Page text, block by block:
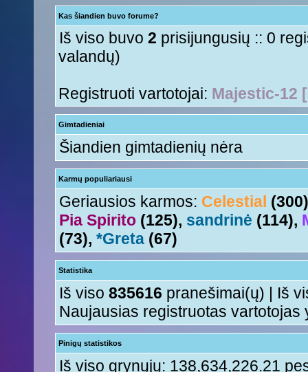
Tori« Ant 01 Rgs, 2015 11:17 am »Su naujais mokslo metais
aha
Kas šiandien buvo forume?
Iš viso buvo 2 prisijungusių :: 0
valandų)
Registruoti vartotojai: Majestic-12
Gimtadieniai
Šiandien gimtadienių nėra
Karmų populiariausi
Geriausios karmos: Celestial
Pia Spirito (125), sandrinė (114),
(73), *Greta (67)
Statistika
Iš viso 835616 pranešimai(ų) | Iš
Naujausias registruotas vartotojas
Pinigų statistikos
Iš viso grynųjų: 138,634,226.21